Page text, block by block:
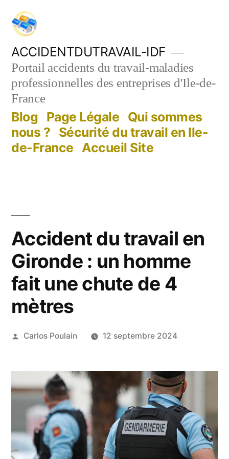
Aller
contenu
ACCIDENTDUTRAVAIL-IDF
Portail accidents du travail-maladies
professionnelles des entreprises d'Ile-de-
France
Blog Page Légale Qui sommes
nous ? Sécurité du travail en Ile-
de-France Accueil Site
Accident du travail en
Gironde : un homme
fait une chute de 4
mètres
Publié
Carlos Poulain 12 septembre 2024